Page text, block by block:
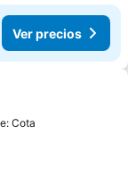
Ver precios
Cota